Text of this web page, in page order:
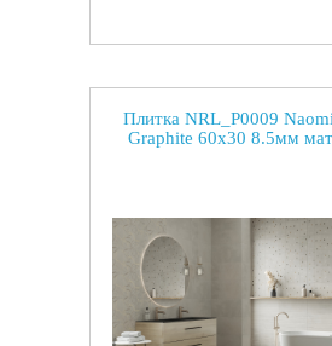
Плитка NRL_P0009
Graphite 60x30 8.5мм